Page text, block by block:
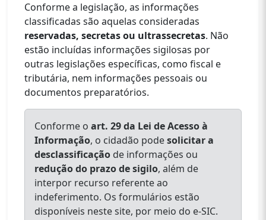
Conforme a legislação, as informações
classificadas são aquelas consideradas
reservadas, secretas ou ultrassecretas. Não
estão incluídas informações sigilosas por
outras legislações específicas, como fiscal e
tributária, nem informações pessoais ou
documentos preparatórios.
Conforme o art. 29 da Lei de Acesso à
Informação, o cidadão podesolicitar a
desclassificação de informações ou
redução do prazo de sigilo, além de
interpor recurso referente ao
indeferimento. Os formulários estão
disponíveis neste site, por meio do e-SIC.